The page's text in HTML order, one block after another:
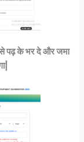
पढ़ के भर दे और जमा